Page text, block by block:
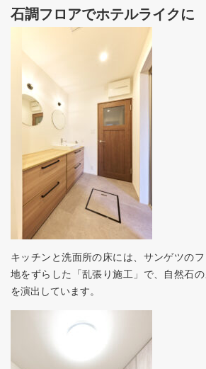
石調フロアでホテルライクに
キッチンと洗面所の床には、サンゲツの
地をずらした「乱張り施工」で、自然石
を演出しています。